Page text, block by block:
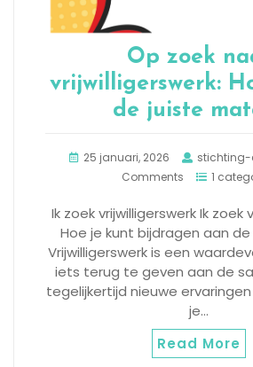
Op zoek
vrijwilligerswerk:
de juiste
25 januari, 2026 stichting-
Comments
1
Ik zoek vrijwilligerswerk Ik zoek
Hoe je kunt bijdragen aan
Vrijwilligerswerk is een
iets terug te geven aan de
tegelijkertijd nieuwe
je…
Read More